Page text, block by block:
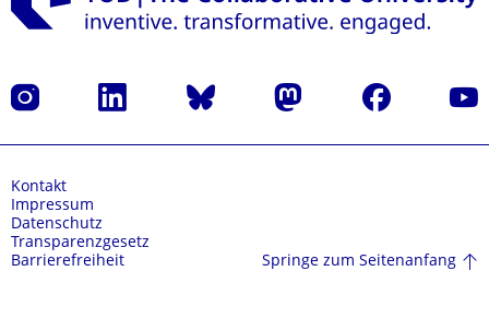
Instagram LinkedIn Bluesky Mastodon Facebook
Kontakt
Impressum
Datenschutz
Transparenzgesetz
Barrierefreiheit
Springe zum Seitenanfang